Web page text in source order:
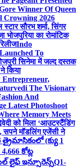
Winner Of Queen
Crowning 2026
स्टार सौरभ शर्मा, सिंगर
भोजपुरिया का रोमांटिक
Indo
To
सिनेमा में जल्द दस्तक
किया
Entrepreneur,
The Visionary
And
Latest Photoshoot
Memory Meets
को मिला ‘आउटस्टैंडिंग
सपने मॉडलिंग एजेंसी ने
త్రైమాసికంలో (క్యు 1
కోట్ల
లైఫ్ ఇన్సూరెన్స్Q1-